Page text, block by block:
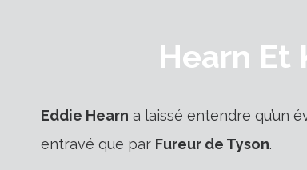
Hearn Et
Eddie Hearn a laissé entendre qu’un
entravé que par Fureur de Tyson.